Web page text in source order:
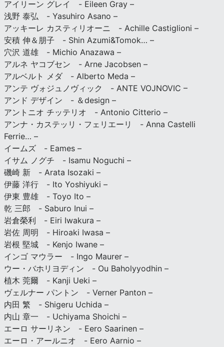
アイリーン グレイ - Eileen Gray –
浅野 泰弘 - Yasuhiro Asano –
アッキーレ カスティリオーニ - Achille Castiglioni –
安積 伸＆朋子 - Shin Azumi&Tomok… –
穴沢 道雄 - Michio Anazawa –
アルネ ヤコブセン - Arne Jacobsen –
アルベルト メダ - Alberto Meda –
アンテ ヴォジュノヴィック - ANTE VOJNOVIC –
アンド デザイン - ＆design –
アントニオ チッテリオ - Antonio Citterio –
アンナ・カステッリ・フェリエーリ - Anna Castelli
Ferrie… –
イームズ - Eames –
イサム ノグチ - Isamu Noguchi –
磯崎 新 - Arata Isozaki –
伊藤 洋行 - Ito Yoshiyuki –
伊東 豊雄 - Toyo Ito –
乾 三郎 - Saburo Inui –
岩倉榮利 - Eiri Iwakura –
岩佐 周明 - Hiroaki Iwasa –
岩根 堅城 - Kenjo Iwane –
インゴ マウラー - Ingo Maurer –
ウー・バホリヨディン - Ou Baholyyodhin –
植木 莞爾 - Kanji Ueki –
ヴェルナー パントン - Verner Panton –
内田 繁 - Shigeru Uchida –
内山 章一 - Uchiyama Shoichi –
エーロ サーリネン - Eero Saarinen –
エーロ・アールニオ - Eero Aarnio –